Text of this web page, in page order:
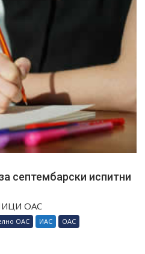
септембарски испитни
ОАС
ОАС ИАС ОАС